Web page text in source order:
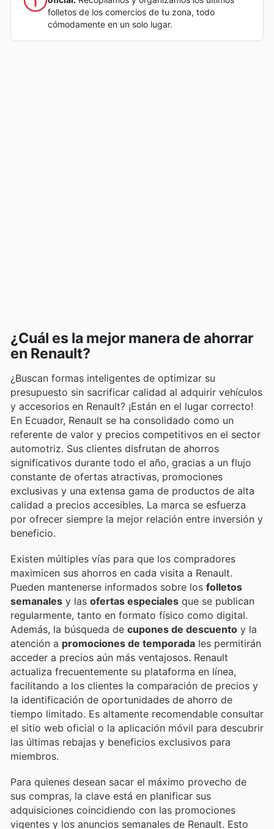
folletos de los comercios de tu zona, todo
cómodamente en un solo lugar.
¿Cuál es la mejor manera de ahorrar
en Renault?
¿Buscan formas inteligentes de optimizar su
presupuesto sin sacrificar calidad al adquirir vehículos
y accesorios en Renault? ¡Están en el lugar correcto!
En Ecuador, Renault se ha consolidado como un
referente de valor y precios competitivos en el sector
automotriz. Sus clientes disfrutan de ahorros
significativos durante todo el año, gracias a un flujo
constante de ofertas atractivas, promociones
exclusivas y una extensa gama de productos de alta
calidad a precios accesibles. La marca se esfuerza
por ofrecer siempre la mejor relación entre inversión y
beneficio.
Existen múltiples vías para que los compradores
maximicen sus ahorros en cada visita a Renault.
Pueden mantenerse informados sobre los folletos
semanales y las ofertas especiales que se publican
regularmente, tanto en formato físico como digital.
Además, la búsqueda de cupones de descuento y la
atención a promociones de temporada les permitirán
acceder a precios aún más ventajosos. Renault
actualiza frecuentemente su plataforma en línea,
facilitando a los clientes la comparación de precios y
la identificación de oportunidades de ahorro de
tiempo limitado. Es altamente recomendable consultar
el sitio web oficial o la aplicación móvil para descubrir
las últimas rebajas y beneficios exclusivos para
miembros.
Para quienes desean sacar el máximo provecho de
sus compras, la clave está en planificar sus
adquisiciones coincidiendo con las promociones
vigentes y los anuncios semanales de Renault. Esto